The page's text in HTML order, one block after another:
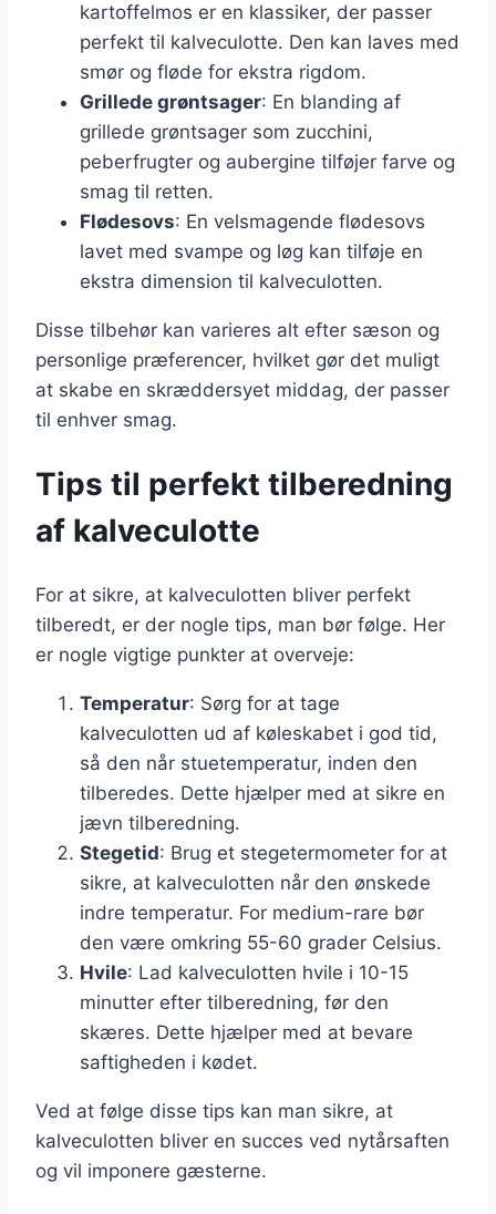
kartoffelmos er en klassiker, der passer
perfekt til kalveculotte. Den kan laves med
smør og fløde for ekstra rigdom.
Grillede grøntsager: En blanding af
grillede grøntsager som zucchini,
peberfrugter og aubergine tilføjer farve og
smag til retten.
Flødesovs: En velsmagende flødesovs
lavet med svampe og løg kan tilføje en
ekstra dimension til kalveculotten.
Disse tilbehør kan varieres alt efter sæson og
personlige præferencer, hvilket gør det muligt
at skabe en skræddersyet middag, der passer
til enhver smag.
Tips til perfekt tilberedning
af kalveculotte
For at sikre, at kalveculotten bliver perfekt
tilberedt, er der nogle tips, man bør følge. Her
er nogle vigtige punkter at overveje:
Temperatur: Sørg for at tage
kalveculotten ud af køleskabet i god tid,
så den når stuetemperatur, inden den
tilberedes. Dette hjælper med at sikre en
jævn tilberedning.
Stegetid: Brug et stegetermometer for at
sikre, at kalveculotten når den ønskede
indre temperatur. For medium-rare bør
den være omkring 55-60 grader Celsius.
Hvile: Lad kalveculotten hvile i 10-15
minutter efter tilberedning, før den
skæres. Dette hjælper med at bevare
saftigheden i kødet.
Ved at følge disse tips kan man sikre, at
kalveculotten bliver en succes ved nytårsaften
og vil imponere gæsterne.